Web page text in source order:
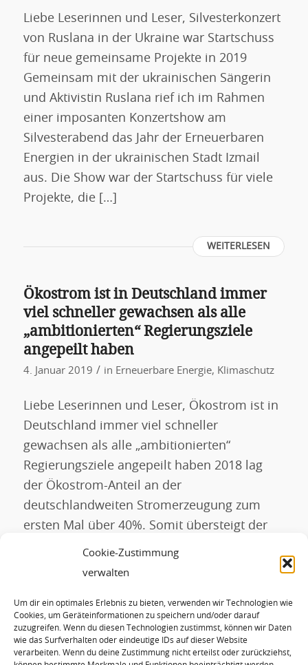
Cookie-Zustimmung
verwalten
Um dir ein optimales Erlebnis zu bieten, verwenden wir Technologien wie
Cookies, um Geräteinformationen zu speichern und/oder darauf
zuzugreifen. Wenn du diesen Technologien zustimmst, können wir Daten
wie das Surfverhalten oder eindeutige IDs auf dieser Website
verarbeiten. Wenn du deine Zustimmung nicht erteilst oder zurückziehst,
Liebe Leserinnen und Leser, Silvesterkonzert
von Ruslana in der Ukraine war Startschuss
für neue gemeinsame Projekte in 2019
Gemeinsam mit der ukrainischen Sängerin
und Aktivistin Ruslana rief ich im Rahmen
einer imposanten Konzertshow am
Silvesterabend das Jahr der Erneuerbaren
Energien in der ukrainischen Stadt Izmail
aus. Die Show war der Startschuss für viele
Projekte, die […]
WEITERLESEN
Ökostrom ist in Deutschland immer
viel schneller gewachsen als alle
„ambitionierten“ Regierungsziele
angepeilt haben
4. Januar 2019 / in Erneuerbare Energie, Klimaschutz
Liebe Leserinnen und Leser, Ökostrom ist in
Deutschland immer viel schneller
gewachsen als alle „ambitionierten“
Regierungsziele angepeilt haben 2018 lag
der Ökostrom-Anteil an der
deutschlandweiten Stromerzeugung zum
ersten Mal über 40%. Somit übersteigt der
Anteil wieder einmal die von der Politik
ausgegebenen Prognosen. Die
den Ausbau der Erneuerbaren Energien zu
drosseln. […]